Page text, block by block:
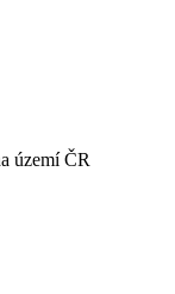
území ČR